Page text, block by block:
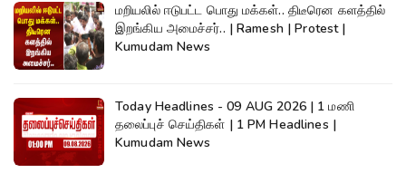
மறியலில் ஈடுபட்ட பொது மக்கள்.. திடீரென களத்தில்
இறங்கிய அமைச்சர்.. | Ramesh | Protest |
Kumudam News
Today Headlines - 09 AUG 2026 | 1 மணி
தலைப்புச் செய்திகள் | 1 PM Headlines |
Kumudam News